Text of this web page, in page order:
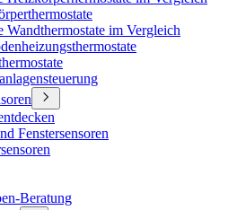
Wandthermostate im Vergleich
Fenstersensoren
Beratung